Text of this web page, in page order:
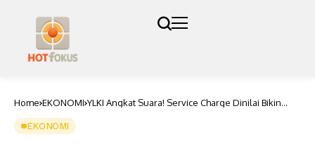
Home EKONOMI YLKI Angkat Suara! Service Charge Dinilai Bikin
EKONOMI